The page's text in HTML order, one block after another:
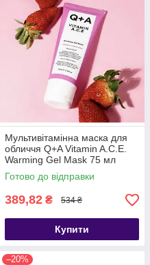
Мультивітамінна маска для
обличчя Q+A Vitamin A.C.E.
Warming Gel Mask 75 мл
Готово до відправки
389,82 ₴ 534 ₴
Купити
–20%